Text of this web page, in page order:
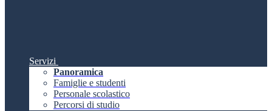
Servizi
Panoramica
Famiglie e studenti
Personale scolastico
Percorsi di studio